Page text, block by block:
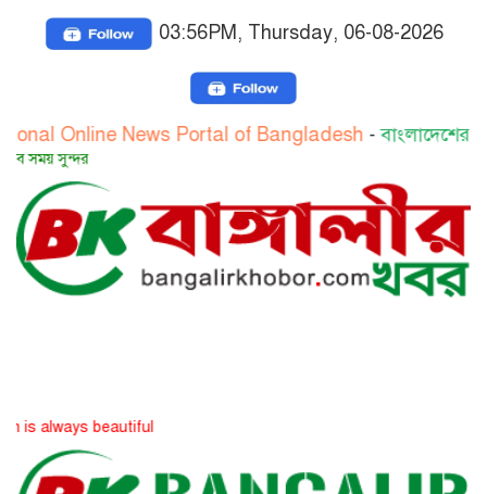
03:56PM, Thursday, 06-08-2026
News Portal of Bangladesh- বাংলাদেশের জাতীয়
beautiful